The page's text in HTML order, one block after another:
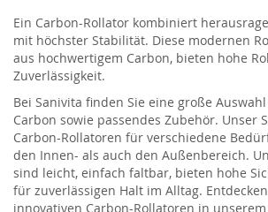
Ein Carbon-Rollator kombiniert
mit höchster Stabilität. Diese modernen
aus hochwertigem Carbon, bieten hohe
Zuverlässigkeit.
Bei Sanivita finden Sie eine große
Carbon sowie passendes Zubehör. Unser
Carbon-Rollatoren für verschiedene
den Innen- als auch den Außenbereich.
sind leicht, einfach faltbar, bieten hohe
für zuverlässigen Halt im Alltag.
innovativen Carbon-Rollatoren in